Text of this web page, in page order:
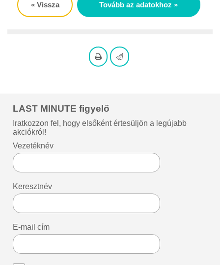
« Vissza Tovább az adatokhoz »
LAST MINUTE figyelő
Iratkozzon fel, hogy elsőként értesüljön a legújabb
akciókról!
Vezetéknév
Keresztnév
E-mail cím